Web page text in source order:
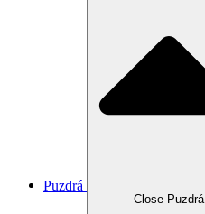
Puzdrá
Close Puzdrá